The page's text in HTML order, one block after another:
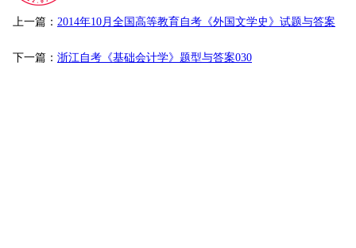
上一篇： 2014年10月全国高等教育自考《外国文学史》试题与答案
下一篇： 浙江自考《基础会计学》题型与答案030